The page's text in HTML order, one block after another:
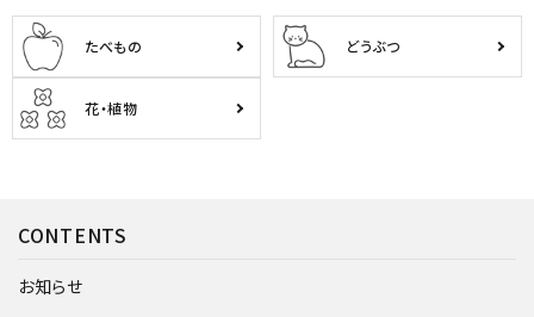
たべもの どうぶつ
花・植物
CONTENTS
お知らせ